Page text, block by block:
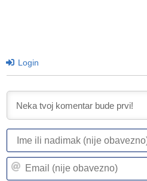
Login